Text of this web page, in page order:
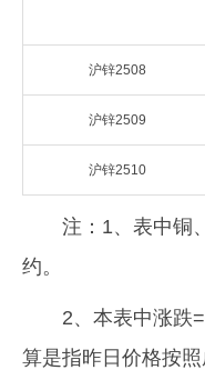
沪锌2508
沪锌2509
沪锌2510
注：1、表中铜
约。
2、本表中涨跌
算是指昨日价格按照